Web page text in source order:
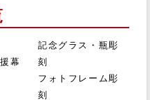
幕
記念グラス・瓶彫
刻
フォトフレーム彫
刻